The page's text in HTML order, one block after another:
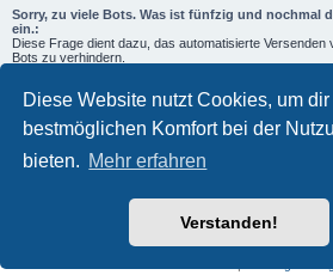
Diese Website nutzt Cookies, um dir
bestmöglichen Komfort bei der
bieten. Mehr erfahren
Verstanden!
Sorry, zu viele Bots. Was ist fünfzig und nochmal
ein.:
Diese Frage dient dazu, das automatisierte
Bots zu verhindern.
Powered byphpBB® Forum Software